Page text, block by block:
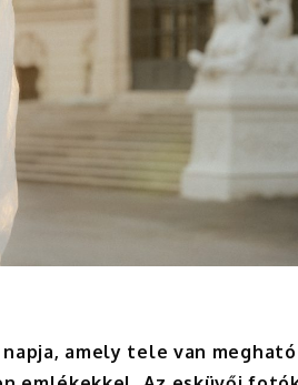
amely tele van megható